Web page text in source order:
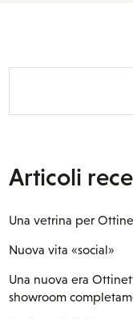
Articoli
Una vetrina per
Nuova vita «social»
Una nuova era
showroom